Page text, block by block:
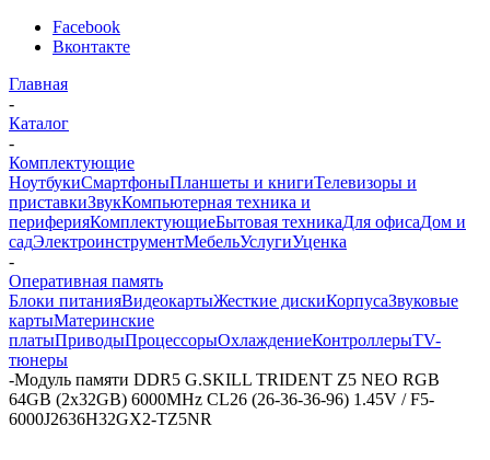
Facebook
Вконтакте
Главная
-
Каталог
-
Комплектующие
НоутбукиСмартфоныПланшеты и книгиТелевизоры и
приставкиЗвукКомпьютерная техника и
периферияКомплектующиеБытовая техникаДля офисаДом и
садЭлектроинструментМебельУслугиУценка
-
Оперативная память
Блоки питанияВидеокартыЖесткие дискиКорпусаЗвуковые
картыМатеринские
платыПриводыПроцессорыОхлаждениеКонтроллерыTV-
тюнеры
-Модуль памяти DDR5 G.SKILL TRIDENT Z5 NEO RGB
64GB (2x32GB) 6000MHz CL26 (26-36-36-96) 1.45V / F5-
6000J2636H32GX2-TZ5NR